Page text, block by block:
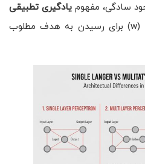
یادگیری تطبیقی
را با تغییر دادن همین وزن‌ها (w) برای رسیدن به هدف مطلوب